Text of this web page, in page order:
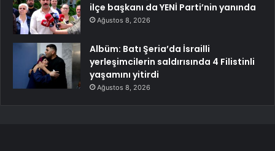
ilçe başkanı da YENİ Parti’nin yanında
Ağustos 8, 2026
Albüm: Batı Şeria’da İsrailli
yerleşimcilerin saldırısında 4 Filistinli
yaşamını yitirdi
Ağustos 8, 2026